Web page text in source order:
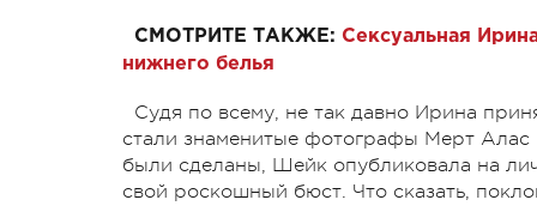
СМОТРИТЕ ТАКЖЕ: Сексуальная
нижнего белья
Судя по всему, не так давно Ирина
стали знаменитые фотографы Мерт
были сделаны, Шейк опубликовала на
свой роскошный бюст. Что сказать,